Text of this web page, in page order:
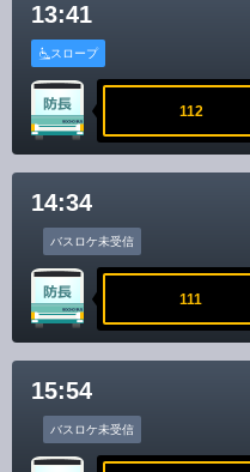
13:41
スロープ
112
14:34
バスロケ未受信
111
15:54
バスロケ未受信